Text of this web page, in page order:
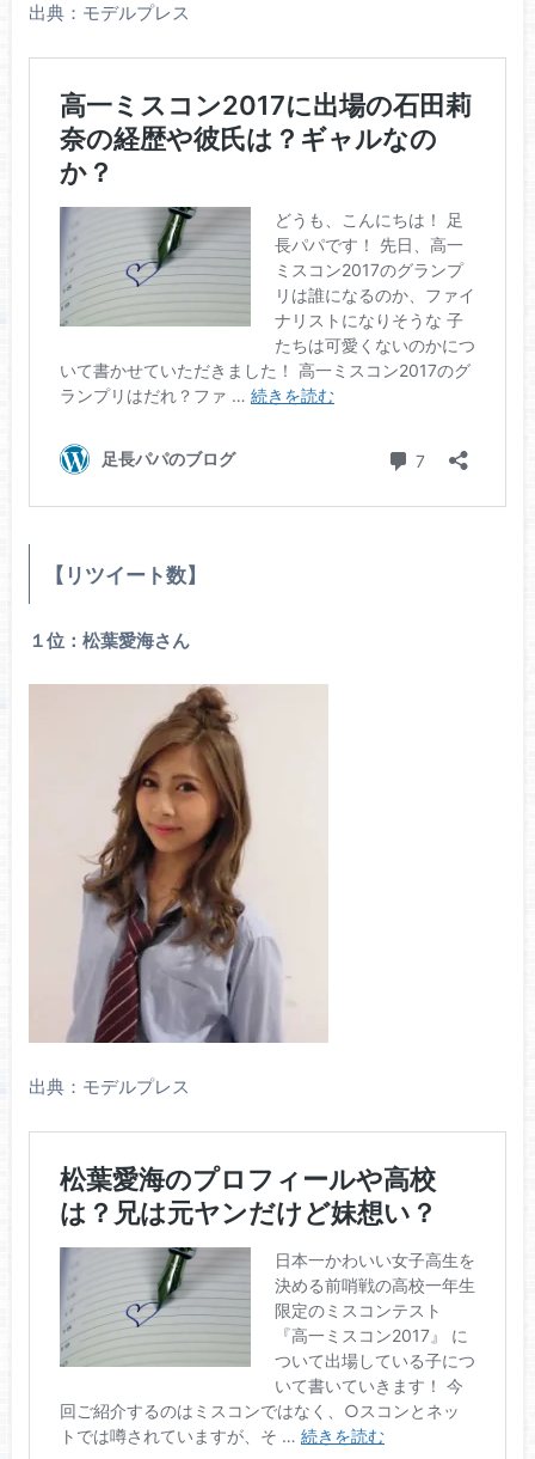
出典：モデルプレス
【リツイート数】
１位：松葉愛海さん
出典：モデルプレス